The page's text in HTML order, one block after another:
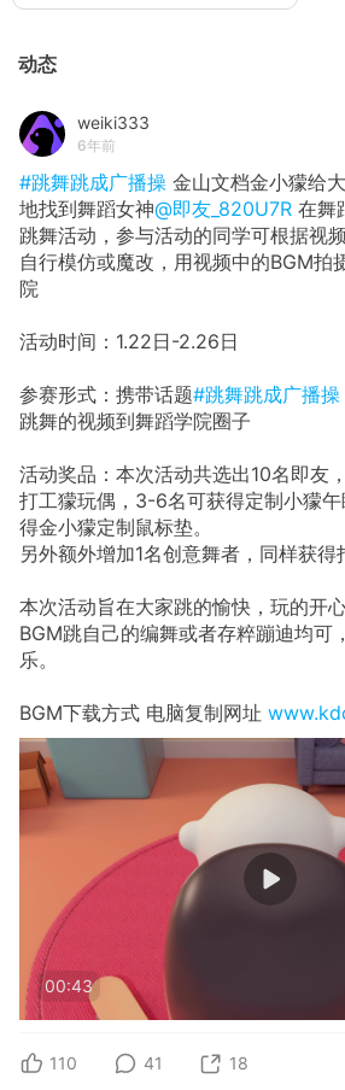
动态
weiki333
6年前
#跳舞跳成广播操 金山文档金小獴给
地找到舞蹈女神@即友_820U7R 在舞
跳舞活动，参与活动的同学可根据视
自行模仿或魔改，用视频中的BGM拍
院
活动时间：1.22日-2.26日
参赛形式：携带话题#跳舞跳成广播操
跳舞的视频到舞蹈学院圈子
活动奖品：本次活动共选出10名即友
打工獴玩偶，3-6名可获得定制小獴
得金小獴定制鼠标垫。
另外额外增加1名创意舞者，同样获得
本次活动旨在大家跳的愉快，玩的开
BGM跳自己的编舞或者存粹蹦迪均可
乐。
BGM下载方式 电脑复制网址
00:43
110 41 18